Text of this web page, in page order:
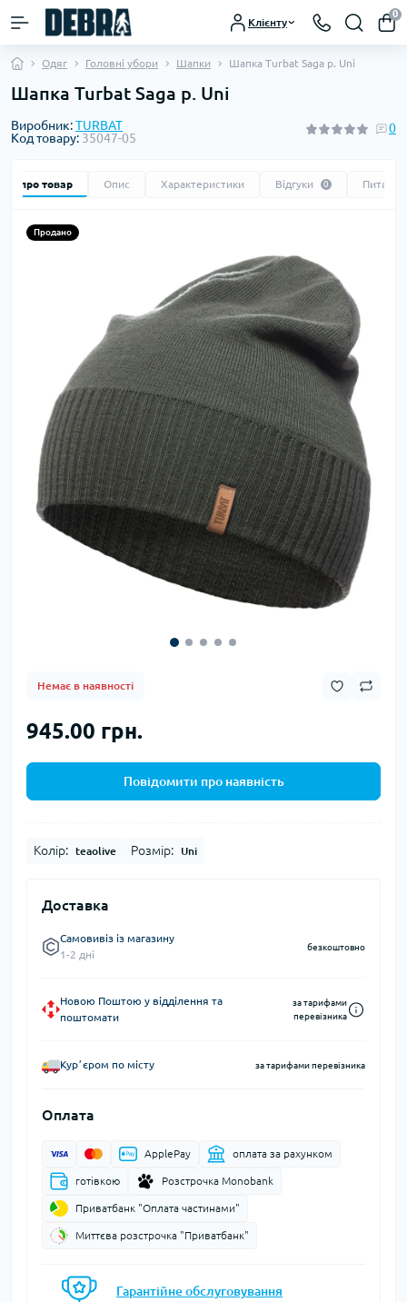
Клієнту
0
Одяг Головні убори Шапки Шапка Turbat Saga р. Uni
Шапка Turbat Saga р. Uni
Виробник:TURBAT
Код товару: 35047-05
0
про товар Опис Характеристики Відгуки 0 Питання
Продано
Немає в наявності
945.00 грн.
Повідомити про наявність
Колір: teaolive Розмір: Uni
Доставка
Самовивіз із магазину
1-2 дні
безкоштовно
Новою Поштою у відділення та
поштомати
за тарифами
перевізника
Курʼєром по місту за тарифами перевізника
Оплата
ApplePay оплата за рахунком
готівкою Розстрочка Monobank
Приватбанк "Оплата частинами"
Миттєва розстрочка "Приватбанк"
Гарантійне обслуговування